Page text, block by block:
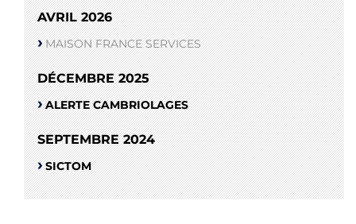
AVRIL 2026
MAISON FRANCE SERVICES
DÉCEMBRE 2025
ALERTE CAMBRIOLAGES
SEPTEMBRE 2024
SICTOM